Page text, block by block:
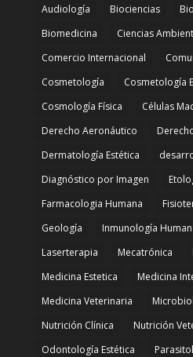
Audiología
Biociencias
Biomedicina
Ciencias
Comercio Internacional
Cosmetología
Cosmetología
Cosmología Física
Células
Derecho Aeronáutico
Dermatología Estética
Diagnóstico por Imagen
Farmacologia Humana
Geología
Inmunología
Laserterapia
Mecatrónica
Medicina Estetica
Medicina
Medicina Veterinaria
Nutrición Clínica
Nutrición
Odontología Estética